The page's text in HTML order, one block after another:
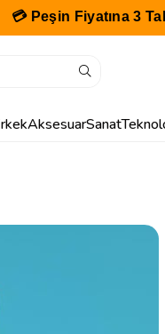
🎁 İlk Siparişe Özel %10
AksesuarSanat